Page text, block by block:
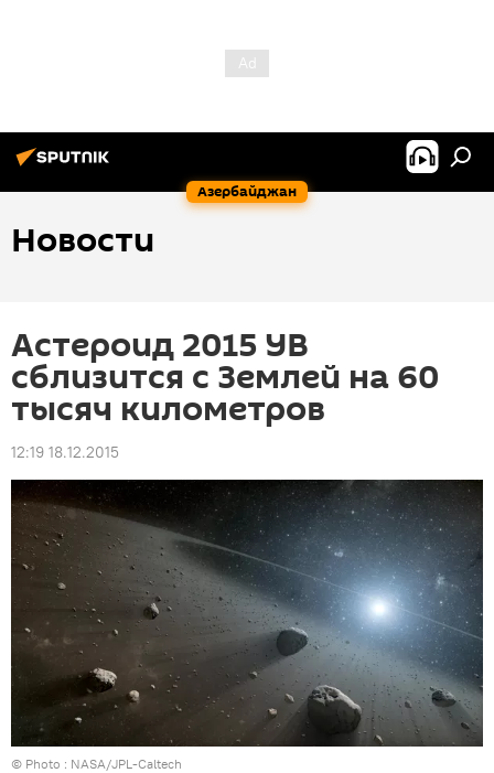
Азербайджан
Новости
Астероид 2015 YB
сблизится с Землей на 60
тысяч километров
12:19 18.12.2015
© Photo : NASA/JPL-Caltech